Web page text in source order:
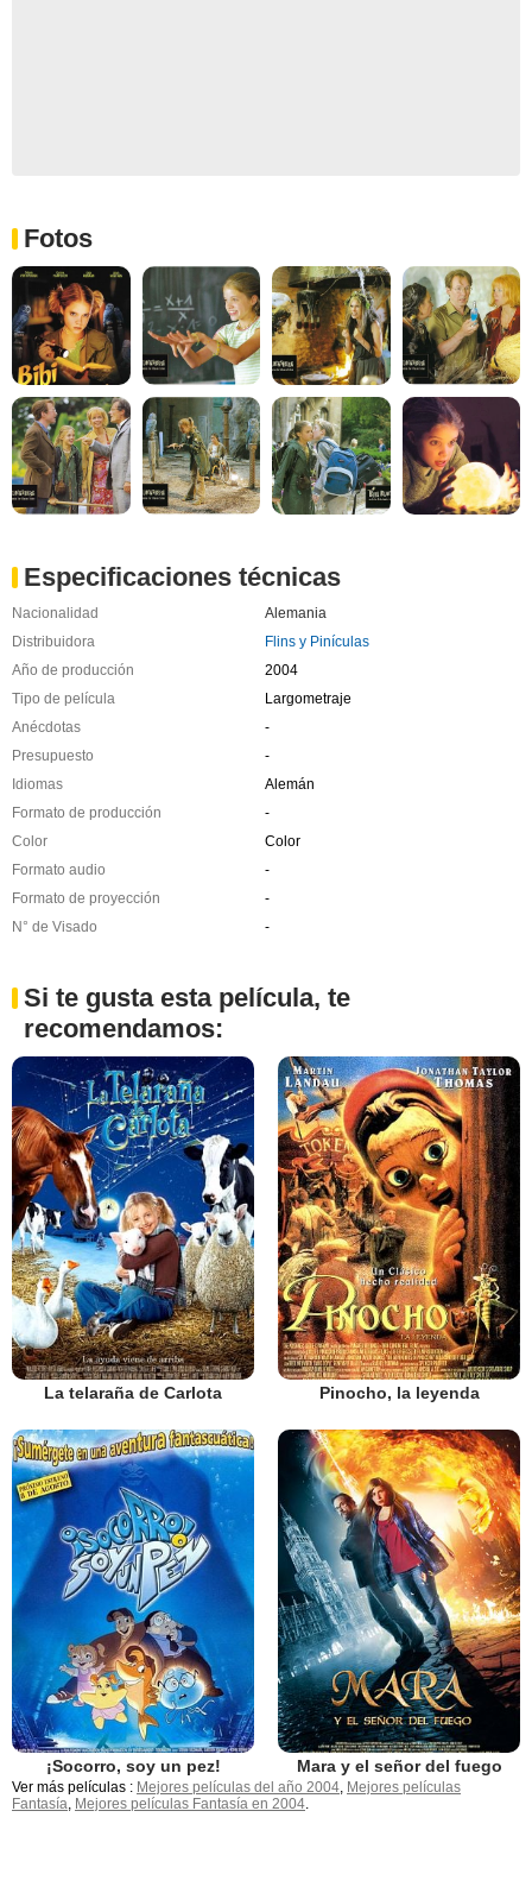
Fotos
Especificaciones técnicas
Nacionalidad
Alemania
Distribuidora
Flins y Pinículas
Año de producción
2004
Tipo de película
Largometraje
Anécdotas
-
Presupuesto
-
Idiomas
Alemán
Formato de producción
-
Color
Color
Formato audio
-
Formato de proyección
-
N° de Visado
-
Si te gusta esta película, te
recomendamos:
La telaraña de Carlota Pinocho, la leyenda
¡Socorro, soy un pez! Mara y el señor del fuego
Ver más películas : Mejores películas del año 2004 Mejores películas
Fantasía Mejores películas Fantasía en 2004